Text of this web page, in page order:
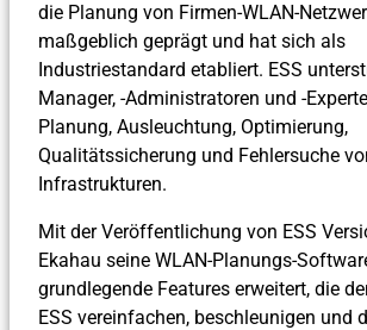
die Planung von Firmen-WLAN-
maßgeblich geprägt und hat sich als
Industriestandard etabliert. ESS
Manager, -Administratoren und -
Planung, Ausleuchtung, Optimierung,
Qualitätssicherung und Fehlersuche
Infrastrukturen.
Mit der Veröffentlichung von ESS
Ekahau seine WLAN-Planungs-
grundlegende Features erweitert, die
ESS vereinfachen, beschleunigen und